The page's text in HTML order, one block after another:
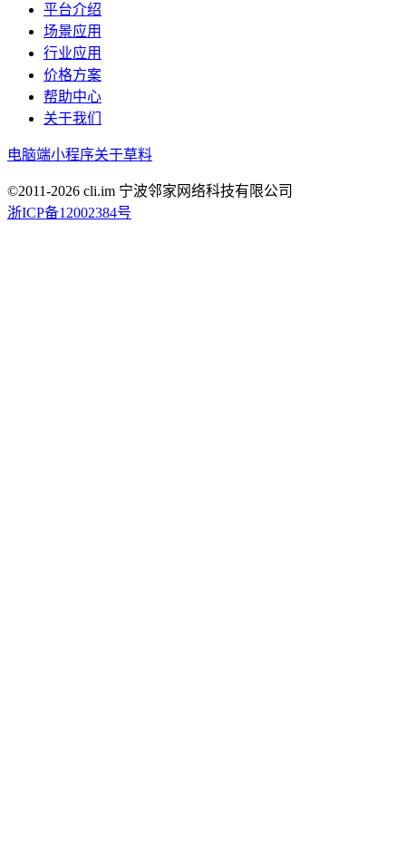
平台介绍
场景应用
行业应用
价格方案
帮助中心
关于我们
电脑端小程序关于草料
©2011-2026 cli.im 宁波邻家网络科技有限公司
浙ICP备12002384号